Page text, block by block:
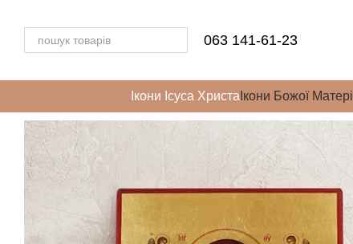
063 141-61-23
Ікони Ісуса Христа Ікони Божої Матері